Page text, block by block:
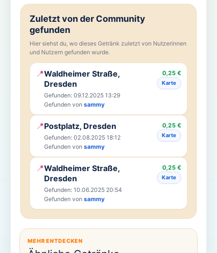
Zuletzt von der Community
gefunden
Hier siehst du, wo dieses Getränk zuletzt von Nutzerinnen
und Nutzern gefunden wurde.
📍Waldheimer Straße,
Dresden
Gefunden: 09.12.2025 13:29
Gefunden von sammy
0,25 €
Karte
📍Postplatz, Dresden
Gefunden: 02.08.2025 18:12
Gefunden von sammy
0,25 €
Karte
📍Waldheimer Straße,
Dresden
Gefunden: 10.06.2025 20:54
Gefunden von sammy
0,25 €
Karte
MEHR ENTDECKEN